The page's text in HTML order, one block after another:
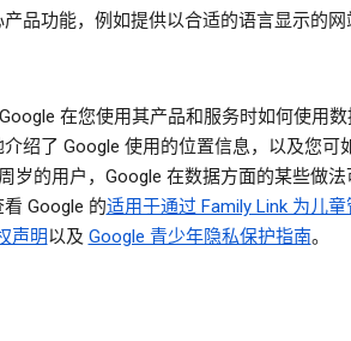
品功能，例如提供以合适的语言显示的网
在您使用其产品和服务时如何使用
绍了 Google 使用的位置信息，以及您可
岁的用户，Google 在数据方面的某些做法
Google 的适用于通过 Family Link 为儿童
声明以及 Google 青少年隐私保护指南。